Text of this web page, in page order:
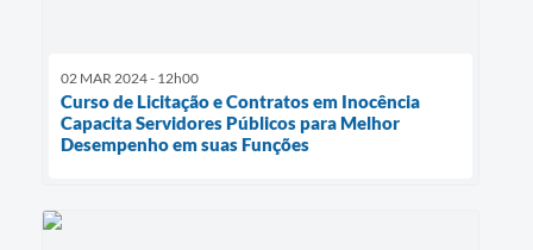
02 MAR 2024 - 12h00
Curso de Licitação e Contratos em Inocência
Capacita Servidores Públicos para Melhor
Desempenho em suas Funções